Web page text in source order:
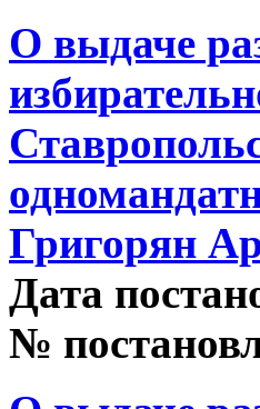
О выдаче
Григорян
Дата
№